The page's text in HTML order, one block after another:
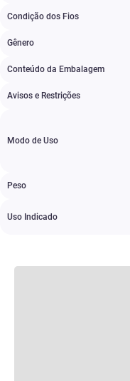
Condição dos Fios
Gênero
Conteúdo da Embalagem
Avisos e Restrições
Modo de Uso
Peso
Uso Indicado